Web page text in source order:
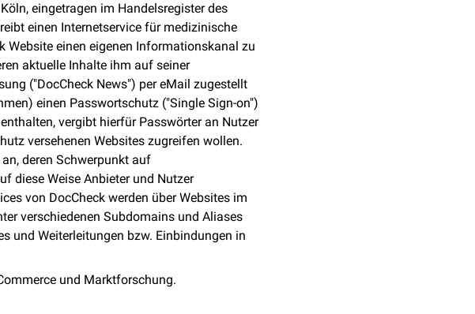
eingetragen im Handelsregister des
einen Internetservice für medizinische
Website einen eigenen Informationskanal zu
aktuelle Inhalte ihm auf seiner
("DocCheck News") per eMail zugestellt
einen Passwortschutz ("Single Sign-on")
vergibt hierfür Passwörter an Nutzer
versehenen Websites zugreifen wollen.
deren Schwerpunkt auf
diese Weise Anbieter und Nutzer
von DocCheck werden über Websites im
verschiedenen Subdomains und Aliases
und Weiterleitungen bzw. Einbindungen in
und Marktforschung.